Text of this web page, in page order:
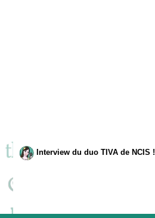
Interview du duo TIVA de NCIS !